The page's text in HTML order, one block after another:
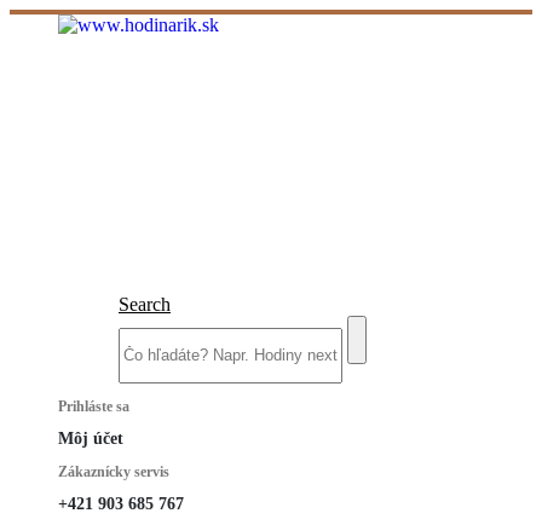
Search
Prihláste sa
Môj účet
Zákaznícky servis
+421 903 685 767